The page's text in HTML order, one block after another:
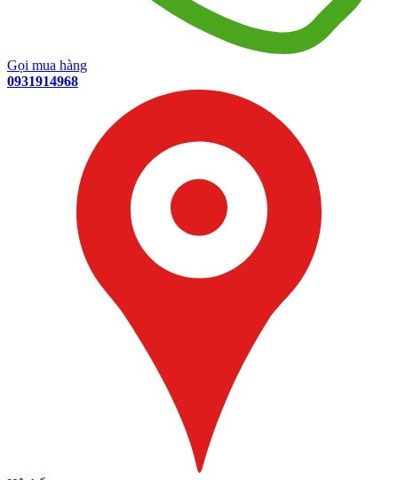
Gọi mua hàng
0931914968